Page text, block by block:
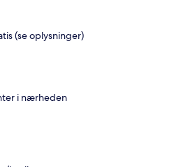
(se oplysninger)
i nærheden